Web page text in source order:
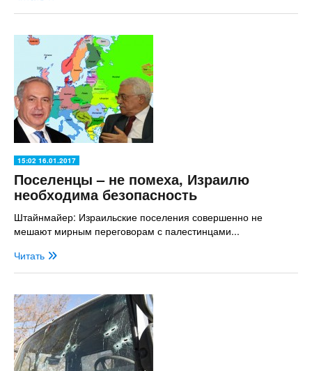
15:02 16.01.2017
Поселенцы – не помеха, Израилю
необходима безопасность
Штайнмайер: Израильские поселения совершенно не
мешают мирным переговорам с палестинцами...
Читать